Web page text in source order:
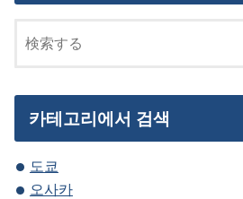
카테고리에서 검색
도쿄
오사카